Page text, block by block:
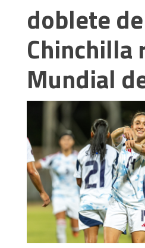
doblete
Chinchilla
Mundial